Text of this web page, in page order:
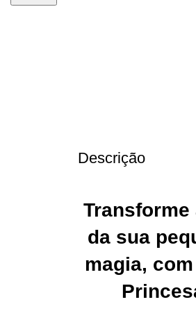
Descrição
da sua
magia,